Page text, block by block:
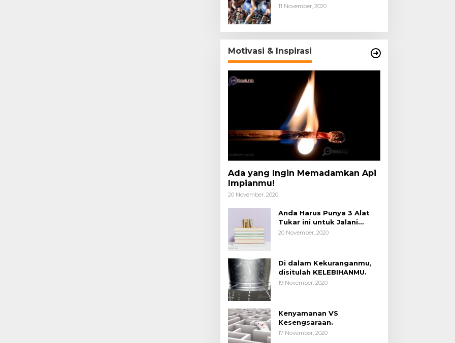
11 November, 2020
Motivasi & Inspirasi
Ada yang Ingin Memadamkan Api
Impianmu!
20 November, 2020
Anda Harus Punya 3 Alat
Tukar ini untuk Jalani
Hidup.
20 November, 2020
Di dalam Kekuranganmu,
disitulah KELEBIHANMU.
19 November, 2020
Kenyamanan VS
Kesengsaraan.
17 November, 2020